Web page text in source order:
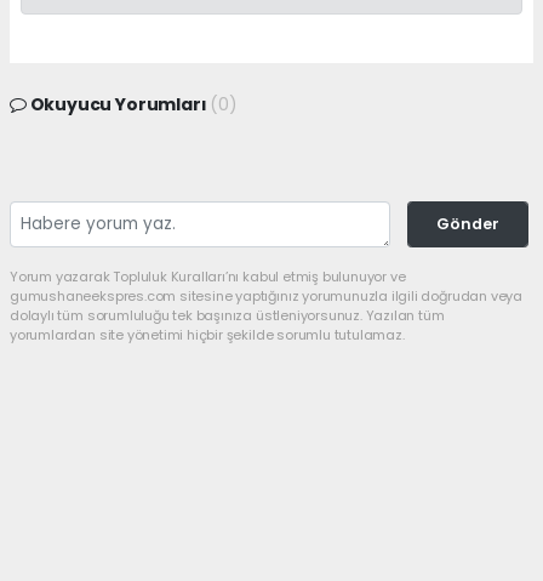
Okuyucu Yorumları (0)
Gönder
Yorum yazarak Topluluk Kuralları’nı kabul etmiş bulunuyor ve
gumushaneekspres.com sitesine yaptığınız yorumunuzla ilgili doğrudan veya
dolaylı tüm sorumluluğu tek başınıza üstleniyorsunuz. Yazılan tüm
yorumlardan site yönetimi hiçbir şekilde sorumlu tutulamaz.